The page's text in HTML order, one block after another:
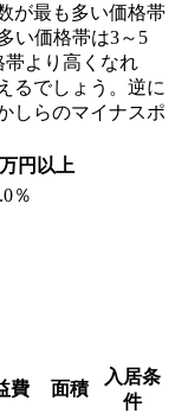
が最も多い価格帯
い価格帯は3～5
帯より高くなれ
るでしょう。逆に
しらのマイナスポ
円以上
％
費 面積
入居条
件